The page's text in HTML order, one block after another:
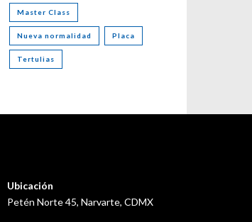
Master Class
Nueva normalidad Placa
Tertulias
Ubicación
Petén Norte 45, Narvarte, CDMX